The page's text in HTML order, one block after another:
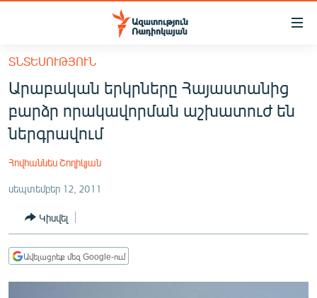
Մատչելիության
հիմնական
բովանդակությանը
հիմնական
մենյուին
ՀԱՅԱՍՏԱՆ
ՔԱՂԱՔԱԿԱՆ
ՏՆՏԵՍՈՒԹՅՈՒՆ
ՂԱՐԱԲԱՂ
ՏՆՏԵՍՈՒԹՅՈՒՆ
Արաբական երկրները Հայաստանից
բարձր որակավորման աշխատուժ են
ներգրավում
Հովհաննես Շողիկյան
սեպտեմբեր 12, 2011
Կիսվել
Ավելացրեք մեզ Google-ում